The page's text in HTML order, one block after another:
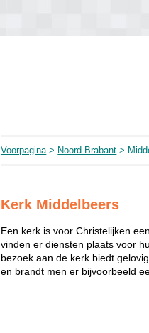
Voorpagina> Noord-Brabant >
Kerk Middelbeers
Een kerk is voor Christelijken
vinden er diensten plaats voor
bezoek aan de kerk biedt
en brandt men er bijvoorbeeld